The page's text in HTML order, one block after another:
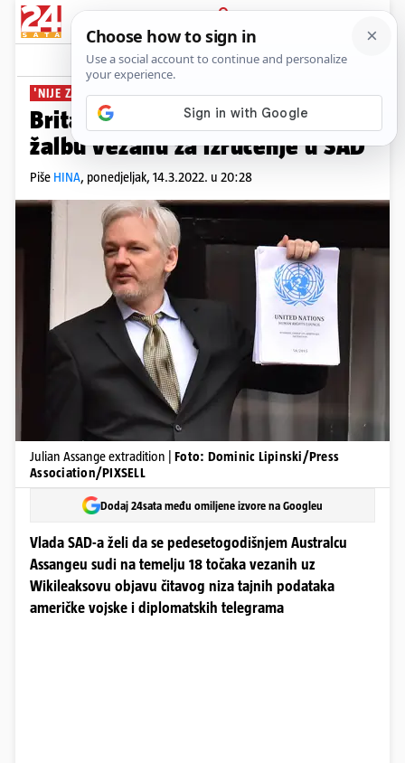
PRIJAVA
News Komentari
'NIJE ZAKONSKI UTEMELJENA'
Britanski sud odbio Assangeovu
žalbu vezanu za izručenje u SAD
Piše HINA, ponedjeljak, 14.3.2022. u 20:28
Julian Assange extradition | Foto: Dominic Lipinski/Press
Association/PIXSELL
Dodaj 24sata među omiljene izvore na Googleu
Vlada SAD-a želi da se pedesetogodišnjem Australcu
Assangeu sudi na temelju 18 točaka vezanih uz
Wikileaksovu objavu čitavog niza tajnih podataka
američke vojske i diplomatskih telegrama